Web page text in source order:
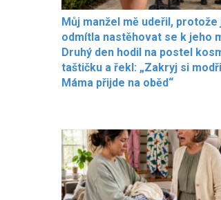
Můj manžel mě udeřil, protože
odmítla nastěhovat se k jeho
Druhý den hodil na postel
taštičku a řekl: „Zakryj si
Máma přijde na oběd“